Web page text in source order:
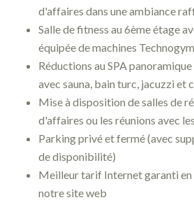
d'affaires dans une ambiance
Salle de fitness au 6ème étage
équipée de machines Technogym
Réductions au SPA
avec sauna, bain turc, jacuzzi et
Mise à disposition de salles de
d'affaires ou les réunions avec
Parking privé et fermé (avec
de disponibilité)
Meilleur tarif Internet garanti en
notre site web